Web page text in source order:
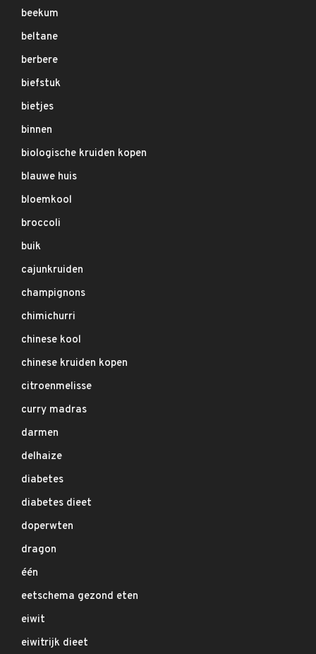
beekum
beltane
berbere
biefstuk
bietjes
binnen
biologische kruiden kopen
blauwe huis
bloemkool
broccoli
buik
cajunkruiden
champignons
chimichurri
chinese kool
chinese kruiden kopen
citroenmelisse
curry madras
darmen
delhaize
diabetes
diabetes dieet
doperwten
dragon
één
eetschema gezond eten
eiwit
eiwitrijk dieet